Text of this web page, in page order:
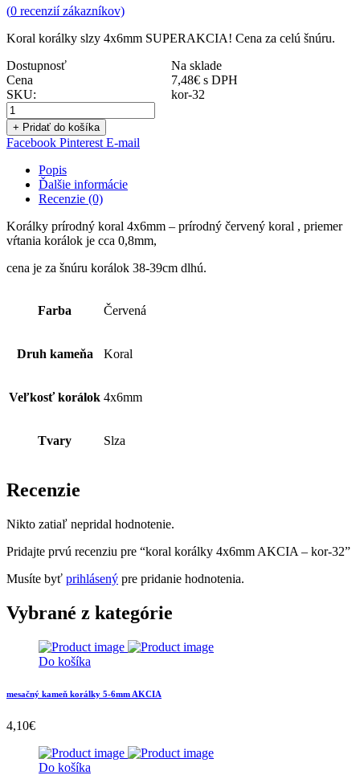
(0 recenzií zákazníkov)
Koral korálky slzy 4x6mm SUPERAKCIA! Cena za celú šnúru.
Dostupnosť
Na sklade
Cena
7,48€ s DPH
SKU:
kor-32
+ Pridať do košíka
Facebook Pinterest E-mail
Popis
Ďalšie informácie
Recenzie (0)
Korálky prírodný koral 4x6mm – prírodný červený koral , priemer
vŕtania korálok je cca 0,8mm,
cena je za šnúru korálok 38-39cm dlhú.
Farba Červená
Druh kameňa Koral
Veľkosť korálok 4x6mm
Tvary Slza
Recenzie
Nikto zatiaľ nepridal hodnotenie.
Pridajte prvú recenziu pre “koral korálky 4x6mm AKCIA – kor-32”
Musíte byť prihlásený pre pridanie hodnotenia.
Vybrané z kategórie
Do košíka
mesačný kameň korálky 5-6mm AKCIA
4,10€
Do košíka